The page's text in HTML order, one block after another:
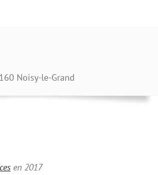
Noisy-le-Grand
en 2017